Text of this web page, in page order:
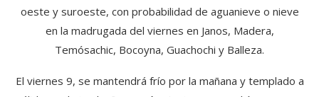
oeste y suroeste, con probabilidad de aguanieve o nieve
en la madrugada del viernes en Janos, Madera,
Temósachic, Bocoyna, Guachochi y Balleza.
El viernes 9, se mantendrá frío por la mañana y templado a